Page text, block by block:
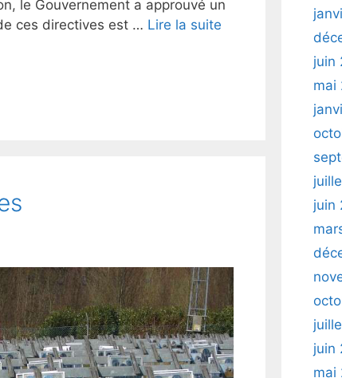
le Gouvernement a approuvé un
ces directives est … Lire la suite
juin
mai
juin
juin
mai